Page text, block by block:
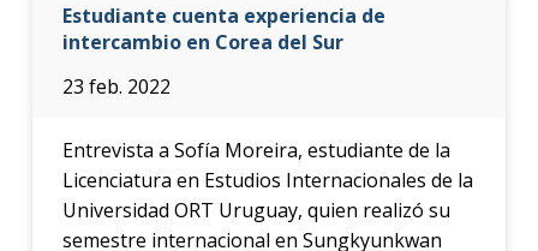
Estudiante cuenta experiencia de
intercambio en Corea del Sur
23 feb. 2022
Entrevista a Sofía Moreira, estudiante de la
Licenciatura en Estudios Internacionales de la
Universidad ORT Uruguay, quien realizó su
semestre internacional en Sungkyunkwan